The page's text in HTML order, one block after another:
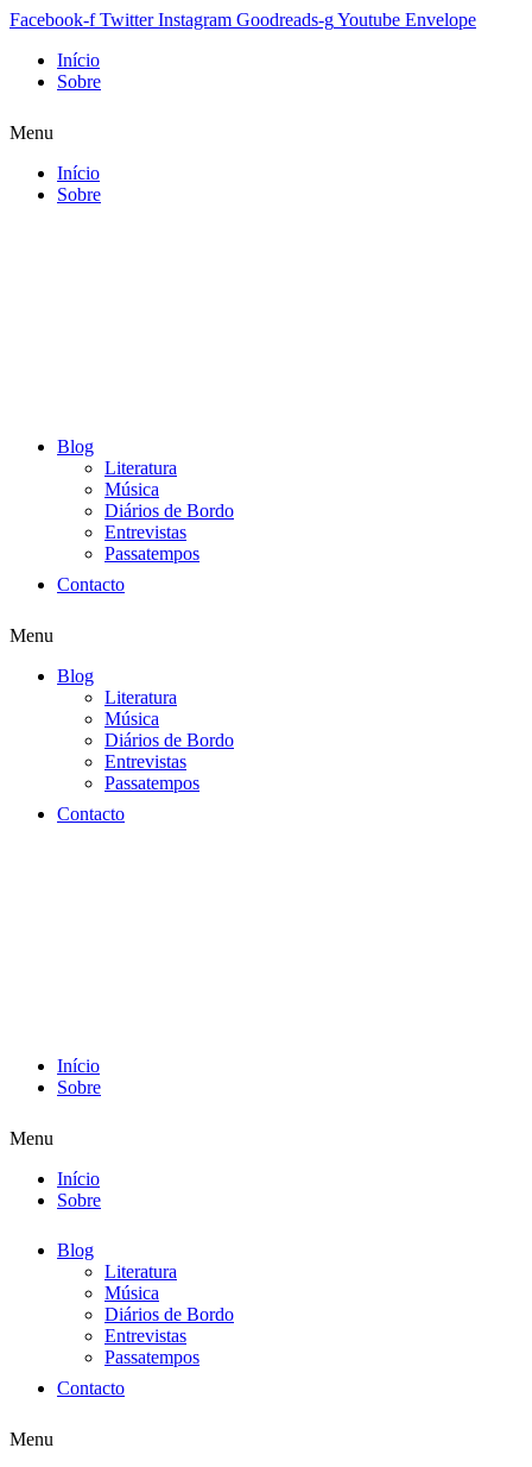
Facebook-f Twitter Instagram Goodreads-gYoutube Envelope
Início
Sobre
Menu
Início
Sobre
Blog
Literatura
Música
Diários de Bordo
Entrevistas
Passatempos
Contacto
Menu
Blog
Literatura
Música
Diários de Bordo
Entrevistas
Passatempos
Contacto
Início
Sobre
Menu
Início
Sobre
Blog
Literatura
Música
Diários de Bordo
Entrevistas
Passatempos
Contacto
Menu